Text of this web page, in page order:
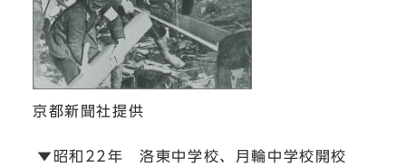
京都新聞社提供
▼昭和22年 洛東中学校、月輪中学校開校